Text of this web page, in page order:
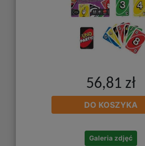
56,81 zł
DO KOSZYKA
Galeria zdjęć